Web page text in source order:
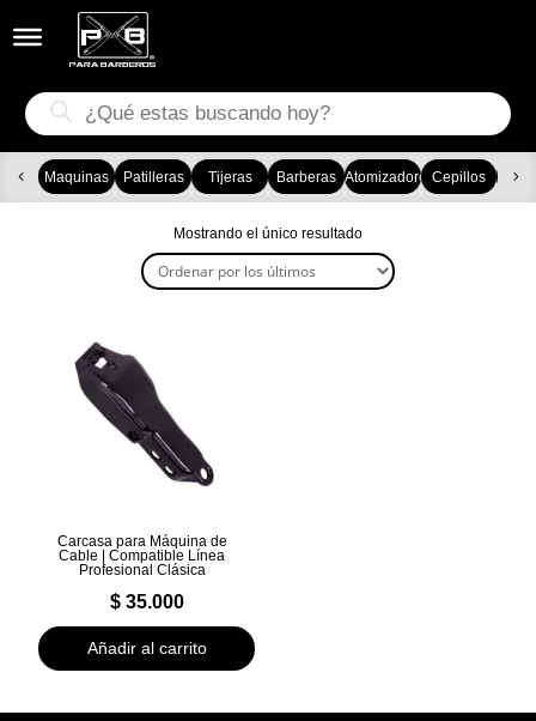
Búsqueda
de
productos
Maquinas Patilleras Tijeras Barberas AtomizadoresCepillos
Mostrando el único resultado
Carcasa para Máquina de
Cable | Compatible Línea
Profesional Clásica
$35.000
Añadir al carrito